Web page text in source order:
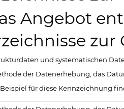
Angebot
und systematischen
der Datenerhebung, das
für diese Kennzeichnung